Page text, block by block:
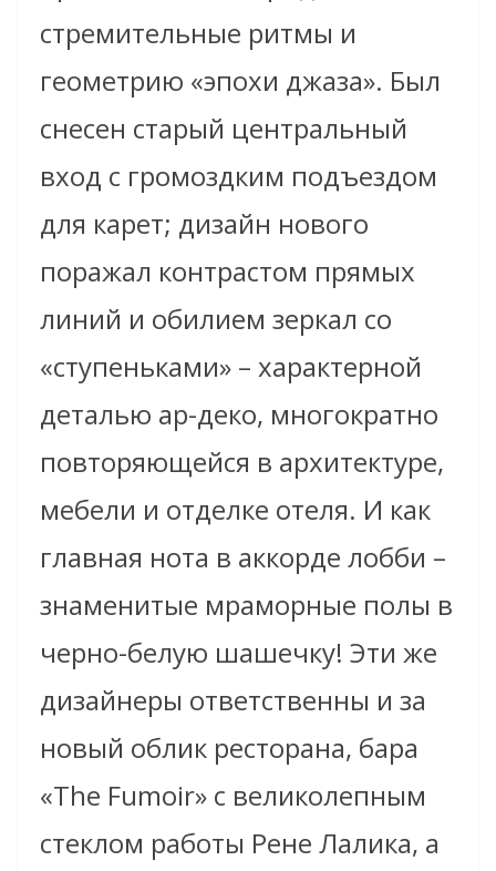
стремительные ритмы и
геометрию «эпохи джаза». Был
снесен старый центральный
вход с громоздким подъездом
для карет; дизайн нового
поражал контрастом прямых
линий и обилием зеркал со
«ступеньками» – характерной
деталью ар-деко, многократно
повторяющейся в архитектуре,
мебели и отделке отеля. И как
главная нота в аккорде лобби –
знаменитые мраморные полы в
черно-белую шашечку! Эти же
дизайнеры ответственны и за
новый облик ресторана, бара
«The Fumoir» с великолепным
стеклом работы Рене Лалика, а